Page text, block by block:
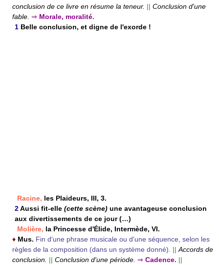
conclusion de ce livre en résume la teneur. || Conclusion d'une
fable. ⇒ Morale, moralité.
1 Belle conclusion, et digne de l'exorde !
Racine, les Plaideurs, III, 3.
2Aussi fit-elle (cette scène) une avantageuse conclusion
aux divertissements de ce jour (…)
Molière, la Princesse d'Élide, Intermède, VI.
♦ Mus. Fin d'une phrase musicale ou d'une séquence, selon les
règles de la composition (dans un système donné).
|| Accords de
conclusion. || Conclusion d'une période. ⇒ Cadence. ||